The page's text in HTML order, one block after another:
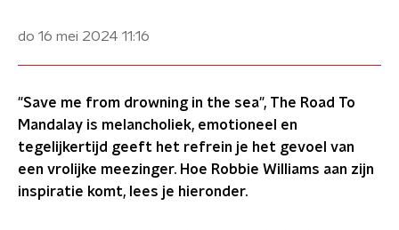
do 16 mei 2024 11:16
"Save me from drowning in the sea", The Road To
Mandalay is melancholiek, emotioneel en
tegelijkertijd geeft het refrein je het gevoel van
een vrolijke meezinger. Hoe Robbie Williams aan zijn
inspiratie komt, lees je hieronder.